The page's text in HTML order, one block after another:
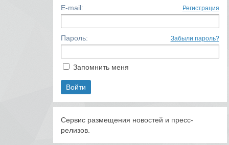
E-mail: Регистрация
Пароль: Забыли пароль?
Запомнить меня
Сервис размещения новостей и пресс-
релизов.